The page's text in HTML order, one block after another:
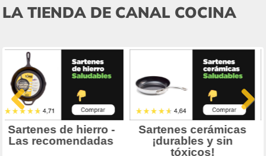
LA TIENDA DE CANAL COCINA